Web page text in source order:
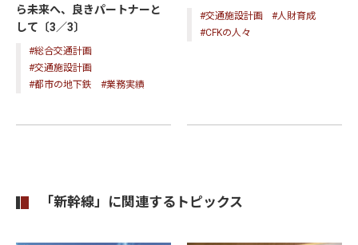
ら未来へ、良きパートナーと
して〔3／3〕
#総合交通計画
#交通施設計画
#都市の地下鉄
#業務実績
#交通施設計画
#人財育成
#CFKの人々
「新幹線」に関連するトピックス